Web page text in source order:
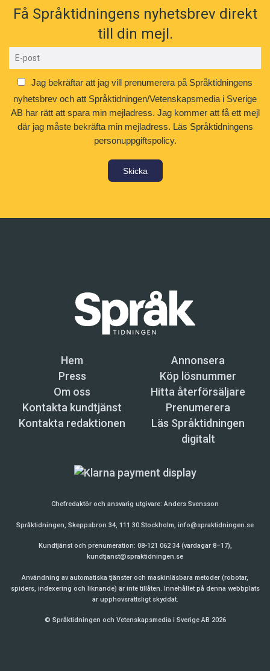
Få Språktidningens nyhetsbrev direkt
till din mejl.
Jag bekräftar att jag vill prenumerera på Språktidningens
nyhetsbrev och att Språktidningen/Vetenskapsmedia i Sverige
AB har rätt att spara min mejladress. Jag kommer att få ett mejl
där jag måste bekräfta min mejladress. Läs Språktidningens
personuppgiftspolicy.
Skicka
Hem
Annonsera
Press
Köp lösnummer
Om oss
Hitta återförsäljare
Kontakta kundtjänst
Prenumerera
Kontakta redaktionen
Läs Språktidningen
digitalt
Chefredaktör och ansvarig utgivare:Anders Svensson
Språktidningen, Skeppsbron 34, 111 30 Stockholm, info@spraktidningen.se
Kundtjänst och prenumeration: 08-121 062 34 (vardagar 8–17),
kundtjanst@spraktidningen.se
Användning av automatiska tjänster och maskinläsbara metoder (robotar,
spiders, indexering och liknande) är inte tillåten. Innehållet på denna webbplats
är upphovsrättsligt skyddat.
© Språktidningen och Vetenskapsmedia i Sverige AB 2026